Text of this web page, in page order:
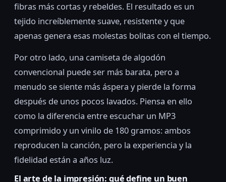
fibras más cortas y rebeldes. El resultado es un
tejido increíblemente suave, resistente y que
apenas genera esas molestas bolitas con el tiempo.
Por otro lado, una camiseta de algodón
convencional puede ser más barata, pero a
menudo se siente más áspera y pierde la forma
después de unos pocos lavados. Piensa en ello
como la diferencia entre escuchar un MP3
comprimido y un vinilo de 180 gramos: ambos
reproducen la canción, pero la experiencia y la
fidelidad están a años luz.
El arte de la impresión: qué define un buen